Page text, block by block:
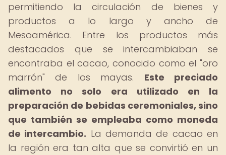
permitiendo la circulación de bienes y
productos a lo largo y ancho de
Mesoamérica. Entre los productos más
destacados que se intercambiaban se
encontraba el cacao, conocido como el "oro
marrón" de los mayas. Este preciado
alimento no solo era utilizado en la
preparación de bebidas ceremoniales, sino
que también se empleaba como moneda
de intercambio. La demanda de cacao en
la región era tan alta que se convirtió en un